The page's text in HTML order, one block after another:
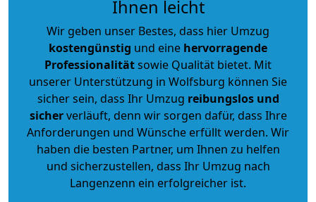
Ihnen leicht
Wir geben unser Bestes, dass hier Umzug
kostengünstig und eine hervorragende
Professionalitätsowie Qualität bietet. Mit
unserer Unterstützung in Wolfsburg können Sie
sicher sein, dass Ihr Umzug reibungslos und
sicherverläuft, denn wir sorgen dafür, dass Ihre
Anforderungen und Wünsche erfüllt werden. Wir
haben die besten Partner, um Ihnen zu helfen
und sicherzustellen, dass Ihr Umzug nach
Langenzenn ein erfolgreicher ist.